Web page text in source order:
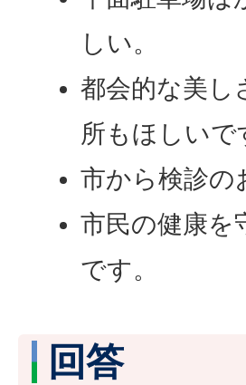
しい。
都会的な美し
所もほしいで
市から検診の
市民の健康を
です。
回答